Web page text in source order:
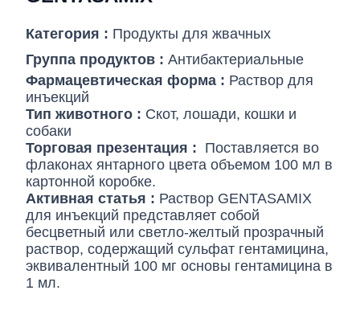
Категория : Продукты для жвачных
Группа продуктов : Антибактериальные
Фармацевтическая форма : Раствор для
инъекций
Тип животного : Скот, лошади, кошки и
собаки
Торговая презентация : Поставляется во
флаконах янтарного цвета объемом 100 мл в
картонной коробке.
Активная статья : Раствор GENTASAMIX
для инъекций представляет собой
бесцветный или светло-желтый прозрачный
раствор, содержащий сульфат гентамицина,
эквивалентный 100 мг основы гентамицина в
1 мл.